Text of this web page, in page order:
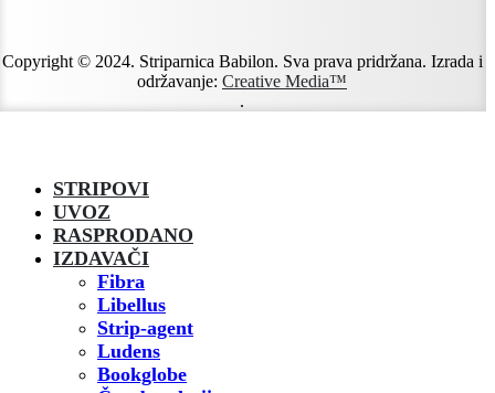
Copyright © 2024. Striparnica Babilon. Sva prava pridržana. Izrada i
održavanje: Creative Media™
.
STRIPOVI
UVOZ
RASPRODANO
IZDAVAČI
Fibra
Libellus
Strip-agent
Ludens
Bookglobe